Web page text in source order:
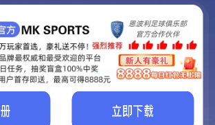
联系我们!